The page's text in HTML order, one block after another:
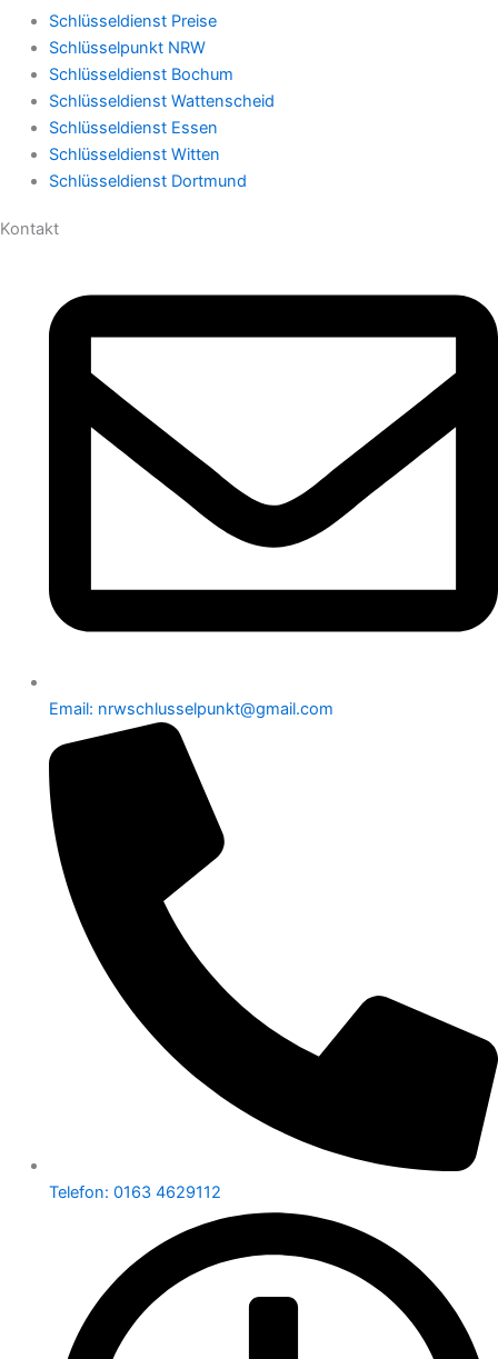
Schlüsseldienst Preise
Schlüsselpunkt NRW
Schlüsseldienst Bochum
Schlüsseldienst Wattenscheid
Schlüsseldienst Essen
Schlüsseldienst Witten
Schlüsseldienst Dortmund
Kontakt
Email: nrwschlusselpunkt@gmail.com
Telefon: 0163 4629112